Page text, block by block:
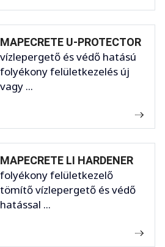
MAPECRETE U-PROTECTOR
vízlepergető és védő hatású
folyékony felületkezelés új
vagy ...
MAPECRETE LI HARDENER
folyékony felületkezelő
tömítő vízlepergető és védő
hatással ...